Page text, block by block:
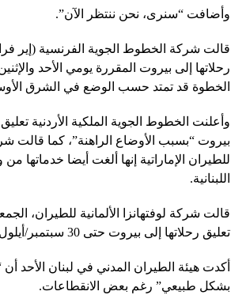
وأضافت “سنرى، نحن ننتظر الآن”.
قالت شركة الخطوط الجوية الفرنسية (إير
رحلاتها إلى بيروت المقررة يومي الأحد
الخطوة قد تمتد حسب الوضع في الشرق
وأعلنت الخطوط الجوية الملكية الأردنية تعليق
بيروت “بسبب الأوضاع الراهنة”، كما قالت
للطيران الإماراتية إنها ألغت أيضا خدماتها
اللبنانية.
قالت شركة لوفتهانزا الألمانية للطيران،
تعليق رحلاتها إلى بيروت حتى 30 سبتمبر/أيلول.
أكدت هيئة الطيران المدني في لبنان الأحد
بشكل طبيعي” رغم بعض الانقطاعات.